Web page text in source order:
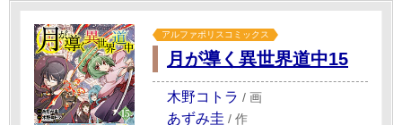
アルファポリスコミックス
月が導く異世界道中15
木野コトラ / 画
あずみ圭 / 作